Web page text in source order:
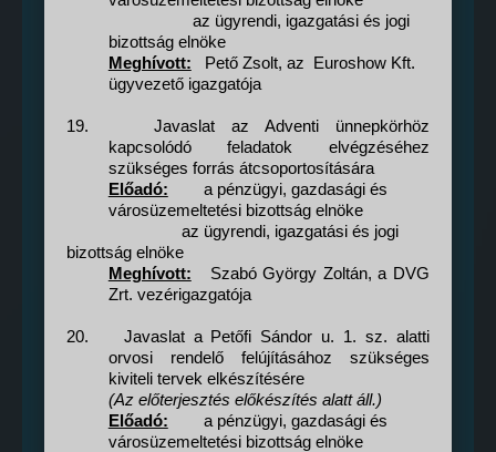
az ügyrendi, igazgatási és jogi
bizottság elnöke
Meghívott:
Pető Zsolt, az
Euroshow Kft.
ügyvezető igazgatója
19.
Javaslat az Adventi ünnepkörhöz
kapcsolódó feladatok elvégzéséhez
szükséges forrás átcsoportosítására
Előadó:
a pénzügyi, gazdasági és
városüzemeltetési bizottság elnöke
az ügyrendi, igazgatási és jogi
bizottság elnöke
Meghívott:
Szabó György Zoltán, a DVG
Zrt. vezérigazgatója
20.
Javaslat a Petőfi Sándor u. 1. sz. alatti
orvosi rendelő felújításához szükséges
kiviteli tervek elkészítésére
(Az előterjesztés előkészítés alatt áll.)
Előadó:
a pénzügyi, gazdasági és
városüzemeltetési bizottság elnöke